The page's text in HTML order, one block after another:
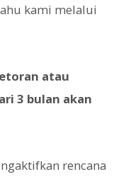
kami melalui
atau
3 bulan akan
rencana